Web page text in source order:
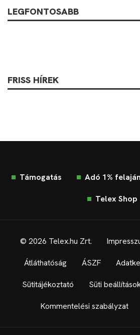
LEGFONTOSABB
FRISS HÍREK
Támogatás Adó 1%
Telex Shop
© 2026 Telex.hu Zrt.
Átláthatóság ÁSZF
Sütitájékoztató Süti
Kommentelési szabályzat